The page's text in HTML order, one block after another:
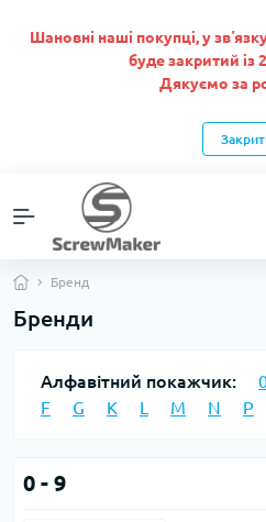
Шановні наші покупці, у
буде закритий із
Дякуємо за
Бренд
Бренди
Алфавітний покажчик:
F
G K L M N P
0 - 9